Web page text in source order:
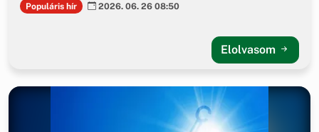
Populáris hír 2026. 06. 26 08:50
Elolvasom